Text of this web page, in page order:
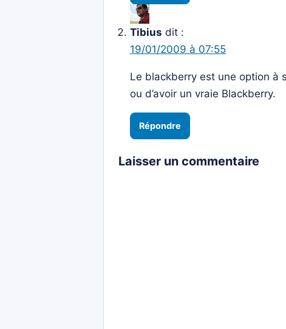
Tibius dit :
19/01/2009 à 07:55
Le blackberry est une option à
ou d’avoir un vraie Blackberry.
Répondre
Laisser un commentaire